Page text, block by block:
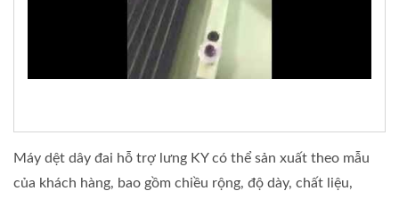
Máy dệt dây đai hỗ trợ lưng KY có thể sản xuất theo mẫu
của khách hàng, bao gồm chiều rộng, độ dày, chất liệu,